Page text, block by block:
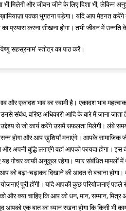
मिलेगी और जीवन जीने के लिए दिशा भी, लेकिन
पक्का भुगतना पड़ेगा। यदि आप मेहनत
का प्रयास करना सीखना होगा। तभी जीवन में
सहस्रनाम’ स्तोत्र का पाठ करें।
और एकादश भाव का स्वामी है। एकादश भाव
संबंध, वरिष्ठ अधिकारी आदि के बारे में जाना
उद्देश्य से जो कार्य करेंगे उसमें सफलता मिलेगी।
होगा और आप ख़ुशियाँ मनाएंगे। आपके सामाजिक
अपनी बुद्धि लगाएंगे वहां आपको फायदा होगा।
गोचर काफी अनुकूल रहेगा। प्यार संबंधित मामलों
बढ़ा-चढ़ाकर दिखाने की आदत से बचाना होगा।
योजनाएं पूरी होंगी। यदि आपकी कुछ परियोजनाएं
चाहिए कि आप को धन, मान, सम्मान, मित्र और
एक बात का ध्यान रखना होगा कि किसी भी